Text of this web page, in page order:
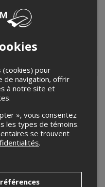
(cookies) pour
de navigation, offrir
à notre site et
», vous consentez
les types de témoins.
se trouvent
.